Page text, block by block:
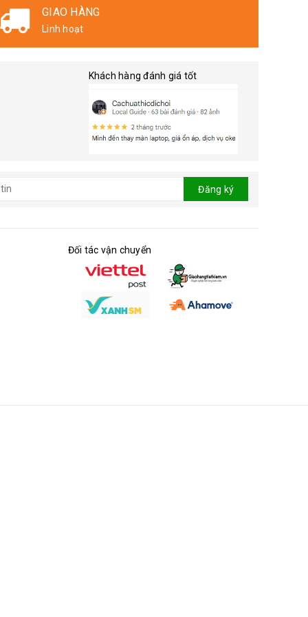
GIAO HÀNG
Linh hoạt
Khách hàng đánh giá tốt
Đăng ký
Đối tác vận chuyển